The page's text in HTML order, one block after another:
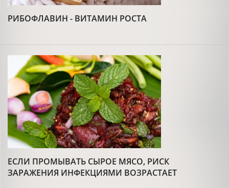
РИБОФЛАВИН - ВИТАМИН РОСТА
ЕСЛИ ПРОМЫВАТЬ СЫРОЕ МЯСО, РИСК
ЗАРАЖЕНИЯ ИНФЕКЦИЯМИ ВОЗРАСТАЕТ